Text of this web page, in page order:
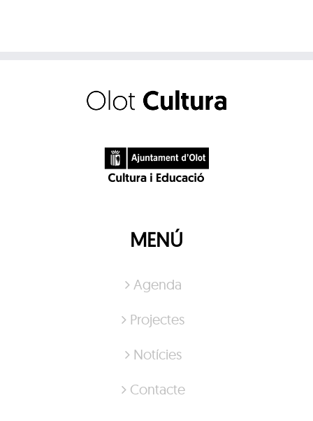
MENÚ
Agenda
Projectes
Notícies
Contacte